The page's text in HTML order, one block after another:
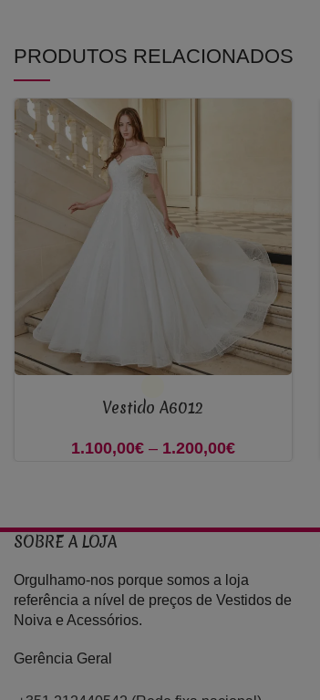
PRODUTOS RELACIONADOS
Vestido A6012
1.100,00€ – 1.200,00€
SOBRE A LOJA
Orgulhamo-nos porque somos a loja
referência a nível de preços de Vestidos de
Noiva e Acessórios.
Gerência Geral